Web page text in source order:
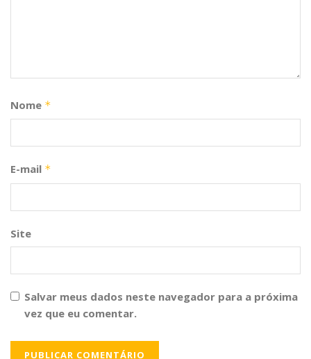
Nome *
E-mail *
Site
Salvar meus dados neste navegador para a próxima
vez que eu comentar.